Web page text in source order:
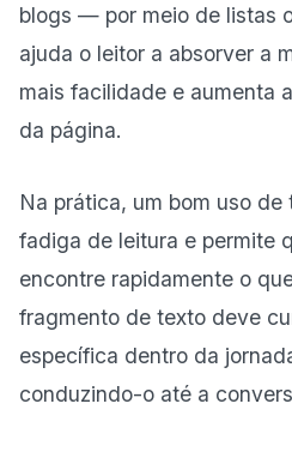
blogs — por meio de listas
ajuda o leitor a absorver a
mais facilidade e aumenta
da página.
Na prática, um bom uso de
fadiga de leitura e permite
encontre rapidamente o
fragmento de texto deve
específica dentro da
conduzindo-o até a